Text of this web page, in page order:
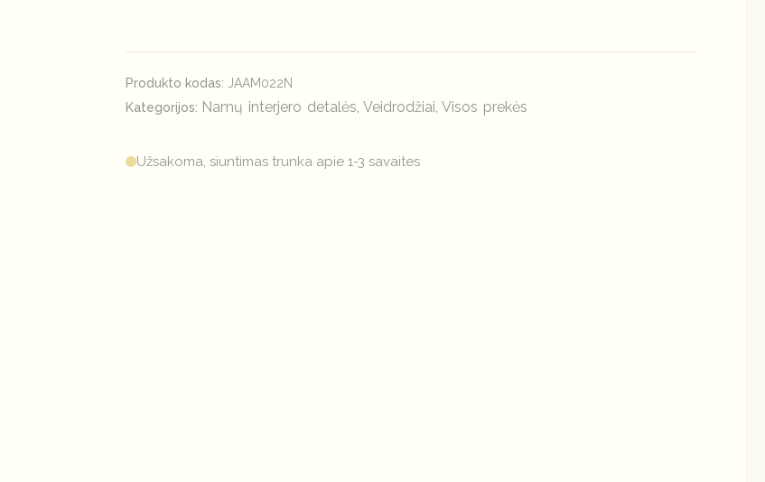
Produkto kodas: JAAM022N
Kategorijos: Namų interjero detalės Veidrodžiai Visos prekės
Užsakoma, siuntimas trunka apie 1-3 savaites